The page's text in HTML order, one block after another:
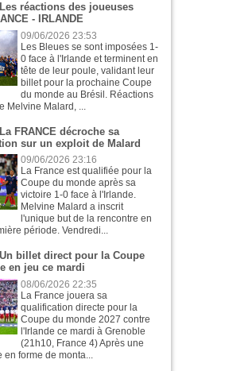
réactions des joueuses
- IRLANDE
09/06/2026 23:53
Les Bleues se sont imposées 1-
0 face à l'Irlande et terminent en
tête de leur poule, validant leur
billet pour la prochaine Coupe
du monde au Brésil. Réactions
Melvine Malard, ...
FRANCE décroche sa
sur un exploit de Malard
09/06/2026 23:16
La France est qualifiée pour la
Coupe du monde après sa
victoire 1-0 face à l'Irlande.
Melvine Malard a inscrit
l'unique but de la rencontre en
période. Vendredi...
billet direct pour la Coupe
en jeu ce mardi
08/06/2026 22:35
La France jouera sa
qualification directe pour la
Coupe du monde 2027 contre
l'Irlande ce mardi à Grenoble
(21h10, France 4) Après une
forme de monta...